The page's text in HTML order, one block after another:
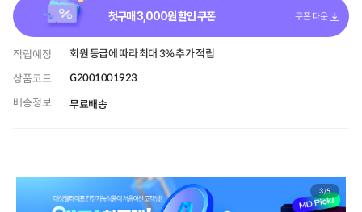
첫구매3,000원 할인 쿠폰 쿠폰 다운
적립예정
회원 등급에 따라 최대 3% 추가 적립
상품코드
G2001001923
배송정보
무료배송
3/5